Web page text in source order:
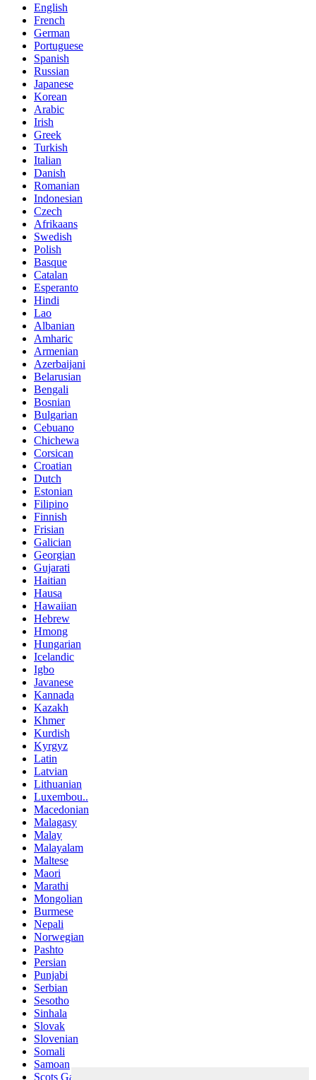
English
French
German
Portuguese
Spanish
Russian
Japanese
Korean
Arabic
Irish
Greek
Turkish
Italian
Danish
Romanian
Indonesian
Czech
Afrikaans
Swedish
Polish
Basque
Catalan
Esperanto
Hindi
Lao
Albanian
Amharic
Armenian
Azerbaijani
Belarusian
Bengali
Bosnian
Bulgarian
Cebuano
Chichewa
Corsican
Croatian
Dutch
Estonian
Filipino
Finnish
Frisian
Galician
Georgian
Gujarati
Haitian
Hausa
Hawaiian
Hebrew
Hmong
Hungarian
Icelandic
Igbo
Javanese
Kannada
Kazakh
Khmer
Kurdish
Kyrgyz
Latin
Latvian
Lithuanian
Luxembou..
Macedonian
Malagasy
Malay
Malayalam
Maltese
Maori
Marathi
Mongolian
Burmese
Nepali
Norwegian
Pashto
Persian
Punjabi
Serbian
Sesotho
Sinhala
Slovak
Slovenian
Somali
Samoan
Scots Gaelic